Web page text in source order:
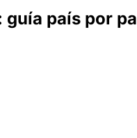
país por